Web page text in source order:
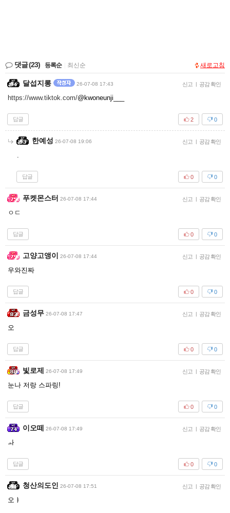
댓글(23) 등록순 최신순 새로고침
달섭지롱 26-07-08 17:43 신고 | 공감 확인
https://www.tiktok.com/@kwoneunji___
답글 0
2
한예성 26-07-08 19:06 신고 | 공감 확인
.
답글 0
0
푸켓몬스터 26-07-08 17:44 신고 | 공감 확인
ㅇㄷ
답글 0
0
고양고앵이 26-07-08 17:44 신고 | 공감 확인
우와진짜
답글 0
0
금성무 26-07-08 17:47 신고 | 공감 확인
오
답글 0
0
빛로제 26-07-08 17:49 신고 | 공감 확인
눈나 저랑 스파링!
답글 0
0
이오떼 26-07-08 17:49 신고 | 공감 확인
ㅘ
답글 0
0
청산의도인 26-07-08 17:51 신고 | 공감 확인
오ㅑ